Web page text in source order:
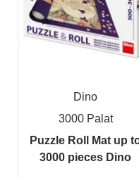
Dino
3000 Palat
Puzzle Roll Mat up
3000 pieces Dino